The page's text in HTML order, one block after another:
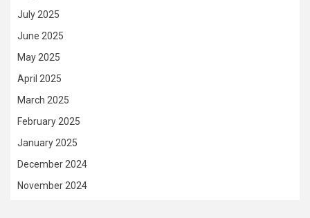
July 2025
June 2025
May 2025
April 2025
March 2025
February 2025
January 2025
December 2024
November 2024